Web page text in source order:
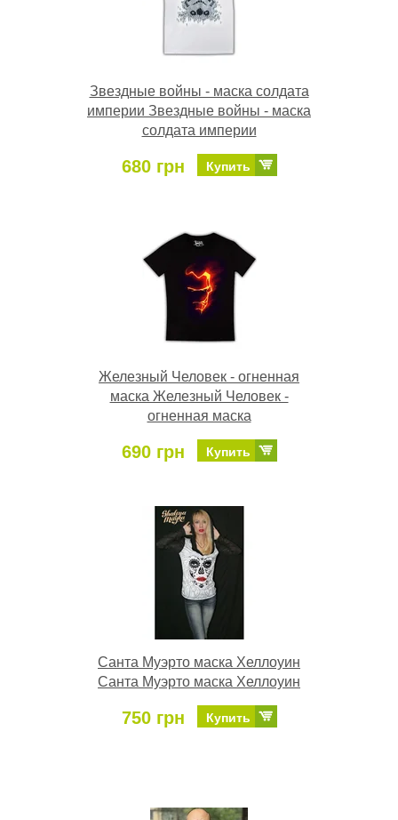
Звездные войны - маска солдата
империи Звездные войны - маска
солдата империи
680 грн Купить
Железный Человек - огненная
маска Железный Человек -
огненная маска
690 грн Купить
Санта Муэрто маска Хеллоуин
Санта Муэрто маска Хеллоуин
750 грн Купить